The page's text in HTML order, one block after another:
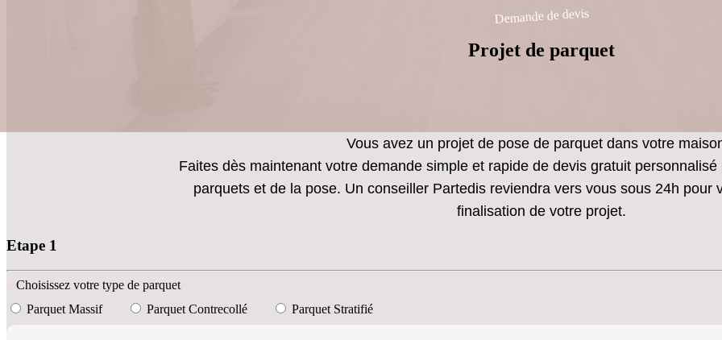
Demande de devis
Projet de parquet
Vous avez un projet de pose de parquet dans votre
Faites dès maintenant votre demande simple et rapide de devis gratuit
parquets et de la pose. Un conseiller Partedis reviendra vers vous sous 24h pour
finalisation de votre projet.
Etape 1
Choisissez votre type de parquet
Parquet Massif
Parquet Contrecollé Parquet Stratifié